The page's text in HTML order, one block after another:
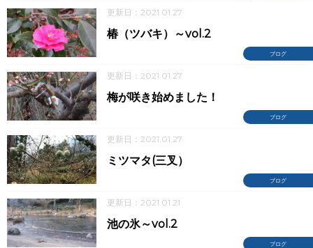
更新日：2021.01.27
ブログ
椿（ツバキ）～vol.2
更新日：2021.01.27
ブログ
梅が咲き始めました！
更新日：2021.01.27
ブログ
ミツマタ(三叉）
更新日：2021.01.21
ブログ
池の氷～vol.2